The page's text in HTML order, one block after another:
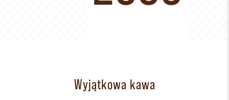
Wyjątkowa kawa